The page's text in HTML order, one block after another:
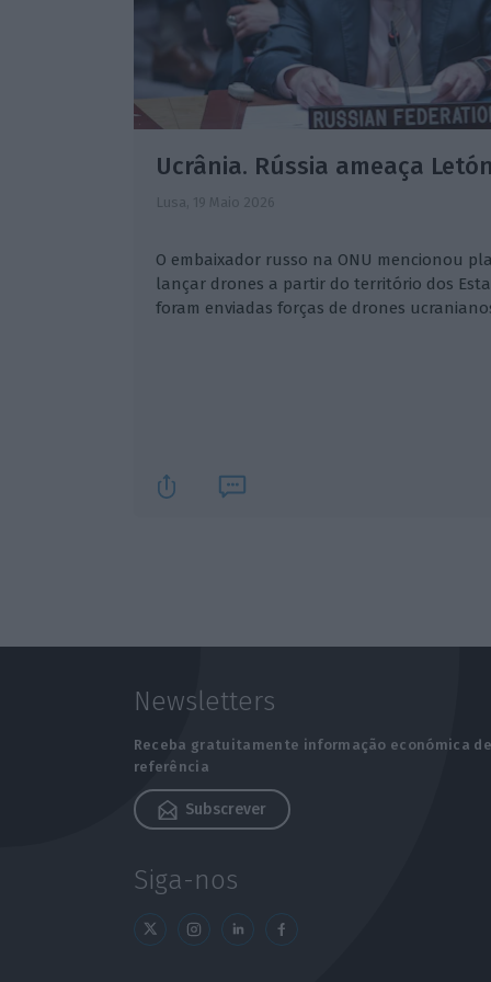
Ucrânia. Rússia ameaça
Lusa, 19 Maio 2026
O embaixador russo na ONU mencionou
lançar drones a partir do território dos
foram enviadas forças de drones
Newsletters
Receba gratuitamente informação económica
referência
Subscrever
Siga-nos